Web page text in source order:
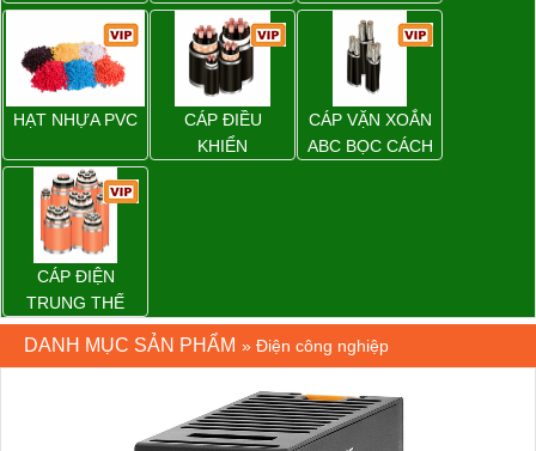
ĐƯỜNG DÂY
TẢI ĐIỆN TRÊN
KHÔNG
HẠT NHỰA PVC
CÁP ĐIỀU
KHIỂN
CÁP VẶN XOẮN
ABC BỌC CÁCH
CÁP ĐIỆN
TRUNG THẾ
DANH MỤC SẢN PHẨM » Điện công nghiệp